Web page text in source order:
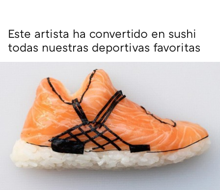
Este artista ha convertido en sushi
todas nuestras deportivas favoritas